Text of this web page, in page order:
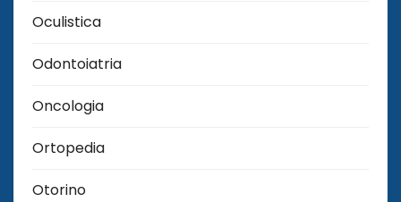
Oculistica
Odontoiatria
Oncologia
Ortopedia
Otorino